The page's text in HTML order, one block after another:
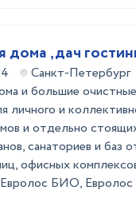
дома ,дач
Санкт-Петербург
и большие
личного и
и отдельно
санаториев и баз
офисных
БИО,